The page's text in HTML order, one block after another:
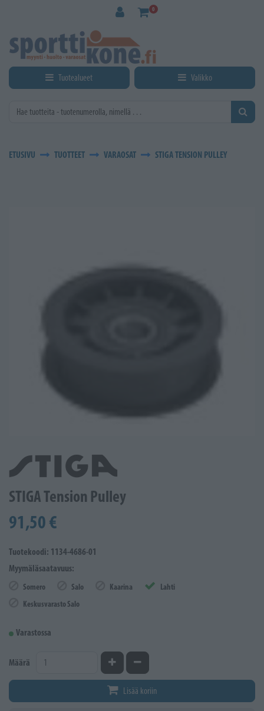
0
Tuotealueet Valikko
ETUSIVU TUOTTEET VARAOSAT STIGA TENSION PULLEY
STIGA Tension Pulley
91,50 €
Tuotekoodi: 1134-4686-01
Myymäläsaatavuus:
Somero Salo Kaarina
Lahti
Keskusvarasto Salo
Varastossa
Määrä Kasvata määrääVähennä määrää
Lisää koriin